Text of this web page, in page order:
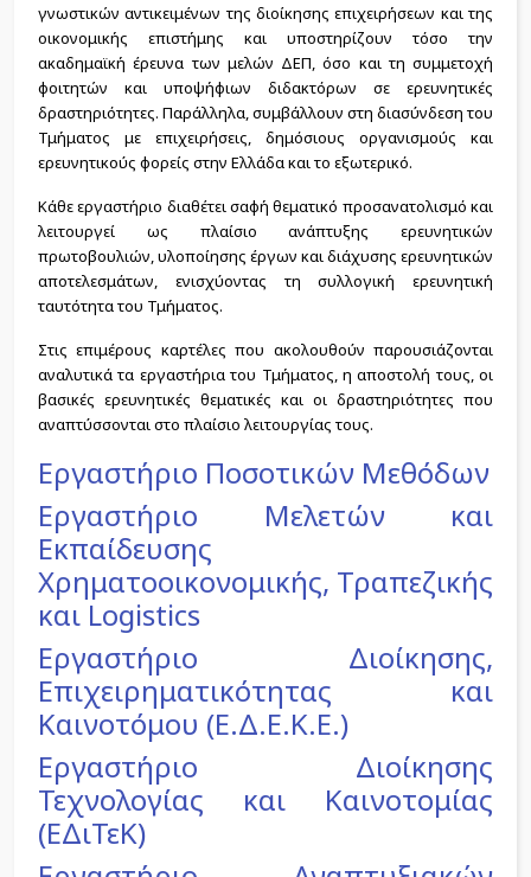
γνωστικών αντικειμένων της διοίκησης επιχειρήσεων και της
οικονομικής επιστήμης και υποστηρίζουν τόσο την
ακαδημαϊκή έρευνα των μελών ΔΕΠ, όσο και τη συμμετοχή
φοιτητών και υποψήφιων διδακτόρων σε ερευνητικές
δραστηριότητες. Παράλληλα, συμβάλλουν στη διασύνδεση του
Τμήματος με επιχειρήσεις, δημόσιους οργανισμούς και
ερευνητικούς φορείς στην Ελλάδα και το εξωτερικό.
Κάθε εργαστήριο διαθέτει σαφή θεματικό προσανατολισμό και
λειτουργεί ως πλαίσιο ανάπτυξης ερευνητικών
πρωτοβουλιών, υλοποίησης έργων και διάχυσης ερευνητικών
αποτελεσμάτων, ενισχύοντας τη συλλογική ερευνητική
ταυτότητα του Τμήματος.
Στις επιμέρους καρτέλες που ακολουθούν παρουσιάζονται
αναλυτικά τα εργαστήρια του Τμήματος, η αποστολή τους, οι
βασικές ερευνητικές θεματικές και οι δραστηριότητες που
αναπτύσσονται στο πλαίσιο λειτουργίας τους.
Εργαστήριο Ποσοτικών Μεθόδων
Εργαστήριο Μελετών και
Εκπαίδευσης
Χρηματοοικονομικής, Τραπεζικής
και Logistics
Εργαστήριο Διοίκησης,
Επιχειρηματικότητας και
Καινοτόμου (Ε.Δ.Ε.Κ.Ε.)
Εργαστήριο Διοίκησης
Τεχνολογίας και Καινοτομίας
(ΕΔιΤεΚ)